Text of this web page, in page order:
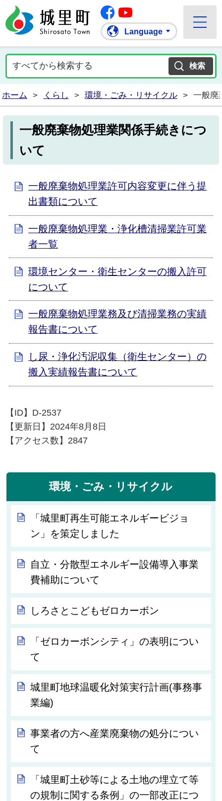
城里町ホームページ
Facebook
Language
ホーム > くらし > 環境・ごみ・リサイクル > 一般廃
一般廃棄物処理業関係手続きにつ
いて
一般廃棄物処理業許可内容変更に伴う提
出書類について
一般廃棄物処理業・浄化槽清掃業許可業
者一覧
環境センター・衛生センターの搬入許可
について
一般廃棄物処理業務及び清掃業務の実績
報告書について
し尿・浄化汚泥収集（衛生センター）の
搬入実績報告書について
【ID】 D-2537
【更新日】 2024年8月8日
【アクセス数】 2847
環境・ごみ・リサイクル
「城里町再生可能エネルギービジョ
ン」を策定しました
自立・分散型エネルギー設備導入事業
費補助について
しろさとこどもゼロカーボン
「ゼロカーボンシティ」の表明につい
て
城里町地球温暖化対策実行計画(事務事
業編)
事業者の方へ産業廃棄物の処分につい
て
「城里町土砂等による土地の埋立て等
の規制に関する条例」の一部改正につ